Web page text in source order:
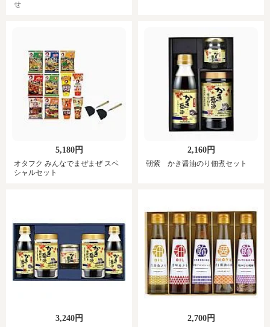
せ
5,180円
オタフク みんなでまぜまぜ スペ
シャルセット
2,160円
朝紫 かき醤油のり佃煮セット
3,240円 2,700円